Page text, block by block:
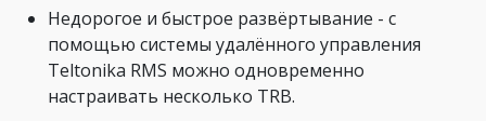
Недорогое и быстрое развёртывание - с
помощью системы удалённого управления
Teltonika RMS можно одновременно
настраивать несколько TRB.